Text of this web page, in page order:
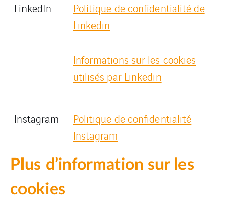
LinkedIn
Politique de confidentialité de
Linkedin
Informations sur les cookies
utilisés par Linkedin
Instagram
Politique de confidentialité
Instagram
Plus d’information sur les
cookies